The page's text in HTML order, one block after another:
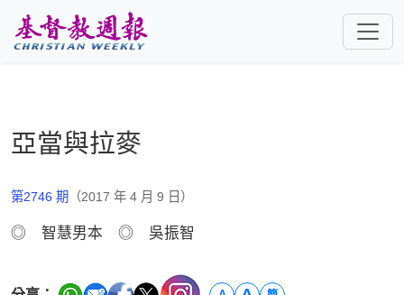
亞當與拉麥
第2746 期 （2017 年 4 月 9 日）
◎ 智慧男本 ◎ 吳振智